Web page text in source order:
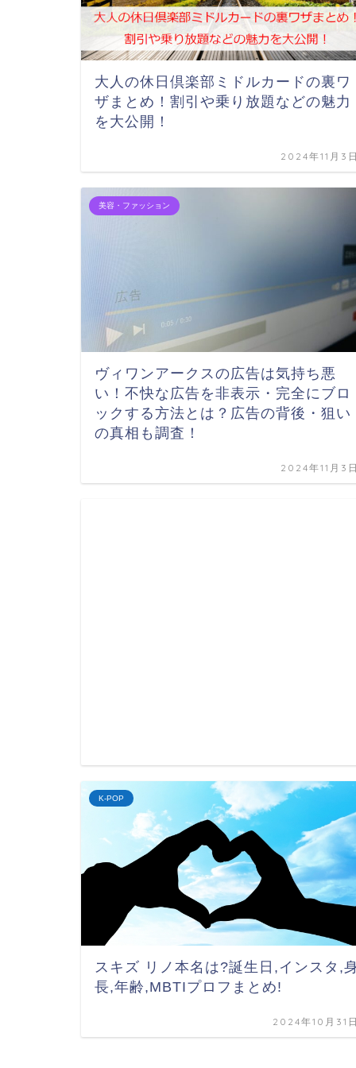
大人の休日倶楽部ミドルカードの裏ワ
ザまとめ！割引や乗り放題などの魅力
を大公開！
2024年11月3
美容・ファッション
ヴィワンアークスの広告は気持ち悪
い！不快な広告を非表示・完全にブロ
ックする方法とは？広告の背後・狙い
の真相も調査！
2024年11月3
K-POP
スキズ リノ本名は?誕生日,インスタ,
長,年齢,MBTIプロフまとめ!
2024年10月31